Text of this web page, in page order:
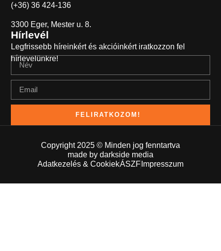
(+36) 36 424-136
3300 Eger, Mester u. 8.
Hírlevél
Legfrissebb híreinkért és akcióinkért iratkozzon fel
hírlevelünkre!
FELIRATKOZOM!
Copyright 2025 © Minden jog fenntartva
made by darkside media
Adatkezelés & CookiekÁSZF Impresszum